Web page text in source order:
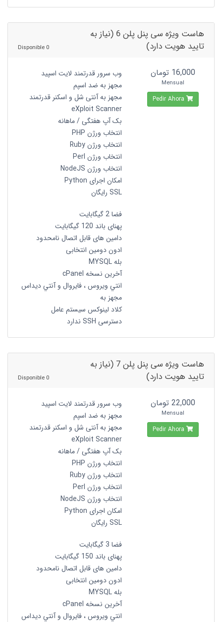
هاست ویژه سی پنل پلن 6 (نیاز به
تایید هویت دارد)
0 Disponible
وب سرور قدرتمند لایت اسپید
مجهز به ضد اسپم
مجهز به آنتی شل و اسکنر قدرتمند
eXploit Scanner
بک آپ هفتگی / ماهانه
انتخاب ورژن PHP
انتخاب ورژن Ruby
انتخاب ورژن Perl
انتخاب ورژن NodeJS
امکان اجرای Python
SSL رایگان
فضا 2 گیگابایت
پهنای باند 120 گیگابایت
دامین های قابل اتصال نامحدود
ادون دومین انتخابی
بله MYSQL
آخرین نسخه cPanel
انتي ويروس ، فايروال و آنتي ديداس
مجهز به
کلاد لینوکس سیستم عامل
دسترسی SSH ندارد
16,000 تومان
Mensual
هاست ویژه سی پنل پلن 7 (نیاز به
تایید هویت دارد)
0 Disponible
وب سرور قدرتمند لایت اسپید
مجهز به ضد اسپم
مجهز به آنتی شل و اسکنر قدرتمند
eXploit Scanner
بک آپ هفتگی / ماهانه
انتخاب ورژن PHP
انتخاب ورژن Ruby
انتخاب ورژن Perl
انتخاب ورژن NodeJS
امکان اجرای Python
SSL رایگان
فضا 3 گیگابایت
پهنای باند 150 گیگابایت
دامین های قابل اتصال نامحدود
ادون دومین انتخابی
بله MYSQL
آخرین نسخه cPanel
انتي ويروس ، فايروال و آنتي ديداس
22,000 تومان
Mensual